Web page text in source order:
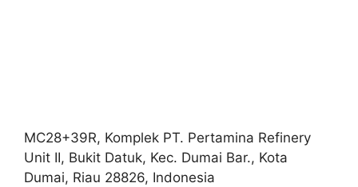
MC28+39R, Komplek PT. Pertamina Refinery
Unit II, Bukit Datuk, Kec. Dumai Bar., Kota
Dumai, Riau 28826, Indonesia